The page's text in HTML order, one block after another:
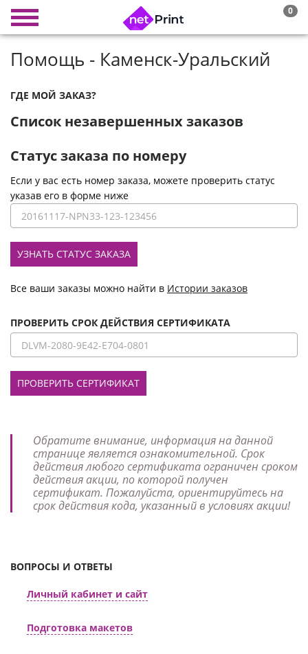
0
Помощь - Каменск-Уральский
ГДЕ МОЙ ЗАКАЗ?
Список незавершенных заказов
Статус заказа по номеру
Если у вас есть номер заказа, можете проверить статус
указав его в форме ниже
УЗНАТЬ СТАТУС ЗАКАЗА
Все ваши заказы можно найти в Истории заказов
ПРОВЕРИТЬ СРОК ДЕЙСТВИЯ СЕРТИФИКАТА
ПРОВЕРИТЬ СЕРТИФИКАТ
Обратите внимание, информация на данной
странице является ознакомительной. Срок
действия любого сертификата ограничен сроком
действия акции, по которой получен
сертификат. Пожалуйста, ориентируйтесь на
срок действия кода, указанный в условиях акции!
ВОПРОСЫ И ОТВЕТЫ
Личный кабинет и сайт
Подготовка макетов